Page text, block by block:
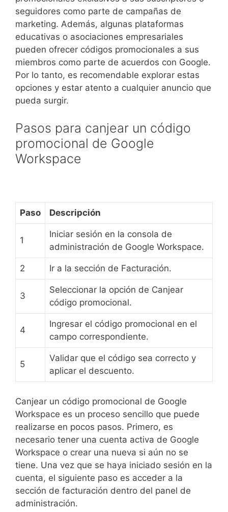
seguidores como parte de campañas de
marketing. Además, algunas plataformas
educativas o asociaciones empresariales
pueden ofrecer códigos promocionales a sus
miembros como parte de acuerdos con Google.
Por lo tanto, es recomendable explorar estas
opciones y estar atento a cualquier anuncio que
pueda surgir.
Pasos para canjear un código
promocional de Google
Workspace
Paso Descripción
1
Iniciar sesión en la consola de
administración de Google Workspace.
2 Ir a la sección de Facturación.
3
Seleccionar la opción de Canjear
código promocional.
4
Ingresar el código promocional en el
campo correspondiente.
5
Validar que el código sea correcto y
aplicar el descuento.
Canjear un código promocional de Google
Workspace es un proceso sencillo que puede
realizarse en pocos pasos. Primero, es
necesario tener una cuenta activa de Google
Workspace o crear una nueva si aún no se
tiene. Una vez que se haya iniciado sesión en la
cuenta, el siguiente paso es acceder a la
sección de facturación dentro del panel de
administración.